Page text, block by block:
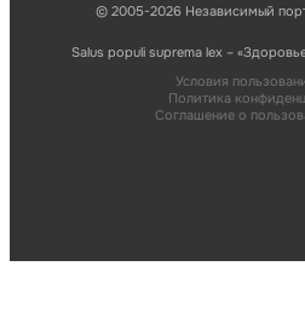
© 2005-2026 Независимый
Salus populi suprema lex –
Условия
Политика
Соглашение о